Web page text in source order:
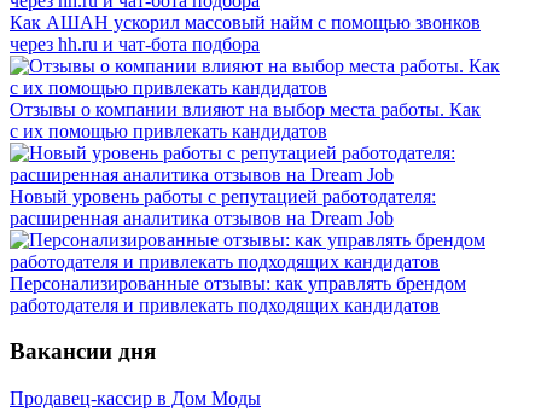
Как АШАН ускорил массовый найм с помощью звонков
через hh.ru и чат-бота подбора
Отзывы о компании влияют на выбор места работы. Как
с их помощью привлекать кандидатов
Новый уровень работы с репутацией работодателя:
расширенная аналитика отзывов на Dream Job
Персонализированные отзывы: как управлять брендом
работодателя и привлекать подходящих кандидатов
Вакансии дня
Продавец-кассир в Дом Моды